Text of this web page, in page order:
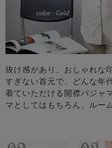
抜け感があり、おしゃれな
すぎない首元で、どんな年
着ていただける開襟パジャ
マとしてはもちろん、ルー